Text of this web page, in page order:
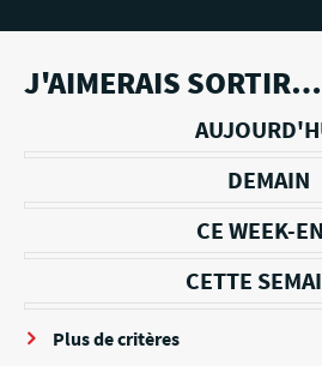
J'AIMERAIS SORTIR…
DEMAIN
CE WEEK-
CETTE
Plus de critères